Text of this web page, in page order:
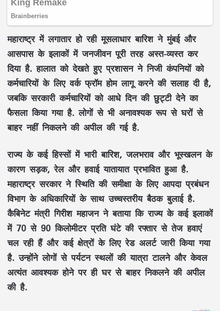
महाराष्ट्र में लगातार हो रही मूसलाधार बारिश ने मुंबई और
आसपास के इलाकों में जनजीवन पूरी तरह अस्त-व्यस्त कर
दिया है. हालात को देखते हुए प्रशासन ने निजी कंपनियों को
कर्मचारियों के लिए वर्क फ्रॉम होम लागू करने की सलाह दी है,
जबकि सरकारी कर्मचारियों को आधे दिन की छुट्टी देने का
फैसला किया गया है. लोगों से भी अनावश्यक रूप से घरों से
बाहर नहीं निकलने की अपील की गई है.
राज्य के कई हिस्सों में भारी बारिश, जलभराव और भूस्खलन के
कारण सड़क, रेल और हवाई यातायात प्रभावित हुआ है.
महाराष्ट्र सरकार ने स्थिति की समीक्षा के लिए आपदा प्रबंधन
विभाग के अधिकारियों के साथ उच्चस्तरीय बैठक बुलाई है.
कैबिनेट मंत्री गिरीश महाजन ने बताया कि राज्य के कई इलाकों
में 70 से 90 किलोमीटर प्रति घंटे की रफ्तार से तेज हवाएं
चल रही हैं और कई क्षेत्रों के लिए रेड अलर्ट जारी किया गया
है. उन्होंने लोगों से पर्यटन स्थलों की यात्रा टालने और केवल
अत्यंत आवश्यक होने पर ही घर से बाहर निकलने की अपील
की है.